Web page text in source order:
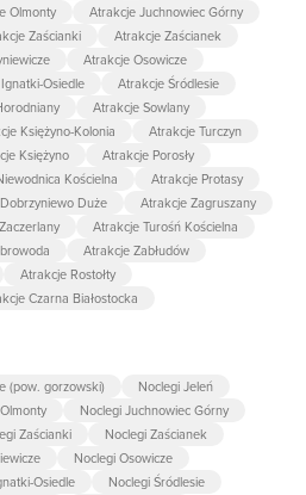
Olmonty
Atrakcje Juchnowiec Górny
Zaścianki
Atrakcje Zaścianek
Atrakcje Osowicze
Osiedle
Atrakcje Śródlesie
Atrakcje Sowlany
Księżyno-Kolonia
Atrakcje Turczyn
Księżyno
Atrakcje Porosły
Kościelna
Atrakcje Protasy
Duże
Atrakcje Zagruszany
Atrakcje Turośń Kościelna
Atrakcje Zabłudów
Atrakcje Rostołty
Czarna Białostocka
(pow. gorzowski)
Noclegi Jeleń
Noclegi Juchnowiec Górny
Zaścianki
Noclegi Zaścianek
Noclegi Osowicze
Osiedle
Noclegi Śródlesie